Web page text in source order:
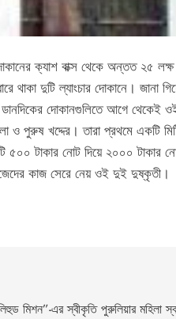
ক্যাশ বাক্স থেকে অন্তত ২৫ লক্ষ
দুটি ল্যাংচার দোকানে। জানা
ডানদিকের দোকানগুলিতে আগে থেকেই
পুরুষ খদ্দের। তারা প্রথমে একটি
৫০০ টাকার নোট দিয়ে ২০০০ টাকার
কাজ সেরে নেয় ওই দুই দুষ্কৃতী।
মিশন”-এর স্বীকৃতি পুরুলিয়ার মহিলা